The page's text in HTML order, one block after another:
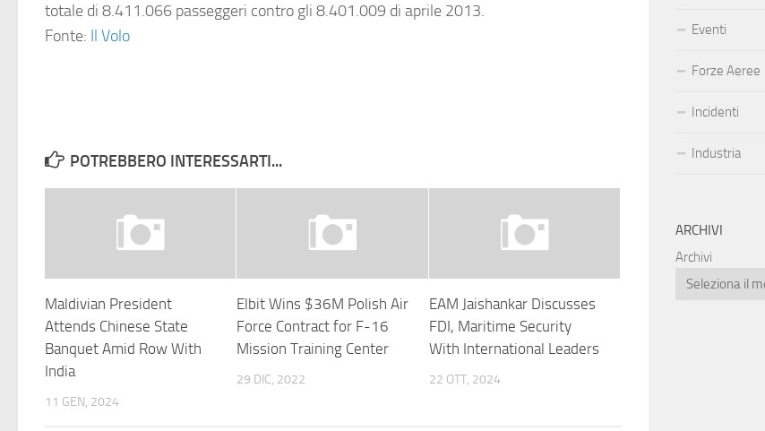
totale di 8.411.066 passeggeri contro gli 8.401.009 di aprile 2013.
Fonte: Il Volo
POTREBBERO INTERESSARTI...
Maldivian President
Attends Chinese State
Banquet Amid Row With
India
11 GEN, 2024
Elbit Wins $36M Polish Air
Force Contract for F-16
Mission Training Center
29 DIC, 2022
EAM Jaishankar Discusses
FDI, Maritime Security
With International Leaders
22 OTT, 2024
Eventi
Forze Aeree
Incidenti
Industria
ARCHIVI
Archivi